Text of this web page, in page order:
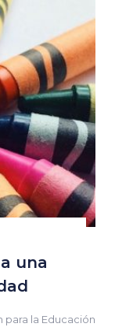
una
para la Educación